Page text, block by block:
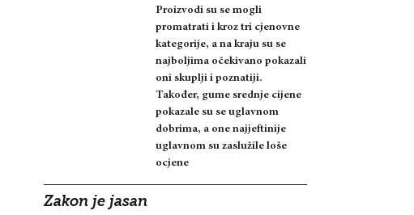
Proizvodi su se mogli
promatrati i kroz tri cjenovne
kategorije, a na kraju su se
najboljima očekivano pokazali
oni skuplji i poznatiji.
Također, gume srednje cijene
pokazale su se uglavnom
dobrima, a one najjeftinije
uglavnom su zaslužile loše
ocjene
Zakon je jasan